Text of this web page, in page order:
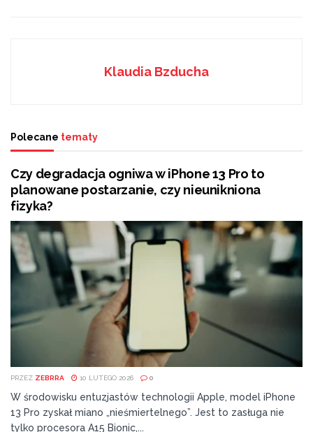
Jak wybrać doradcę podatkowego – wskazówki i
radomskiej, postaw aktywności gospodarczej,
innowacyjności oraz wysokiego poziomu oferowanych
usług, stanowiących inspirację do rozwoju firm, a tym
samym naszego regionu.
W całej historii Konkursu Kapituła wyłoniła i nagrodziła
statuetkami „Granitowego Tulipana” w różnych
kategoriach ponad 85 laureatów. Konkurs zyskał duże
uznanie zarówno samych uczestników, jak i sponsorów
oraz partnerów i na stałe wpisał się do kalendarza
najbardziej prestiżowych wydarzeń w regionie.
W tegorocznej edycji Konkursu „Granitowy Tulipan”
Kapituła podjęła decyzję o przyznaniu nominacji w 6
kategoriach.
Klaudia Bzducha
Polecane tematy
Czy degradacja ogniwa w iPhone 13 Pro to
planowane postarzanie, czy nieunikniona
fizyka?
PRZEZ ZEBRRA 10 LUTEGO 2026 0
W środowisku entuzjastów technologii Apple, model iPhone
13 Pro zyskał miano „nieśmiertelnego”. Jest to zasługa nie
tylko procesora A15 Bionic,...